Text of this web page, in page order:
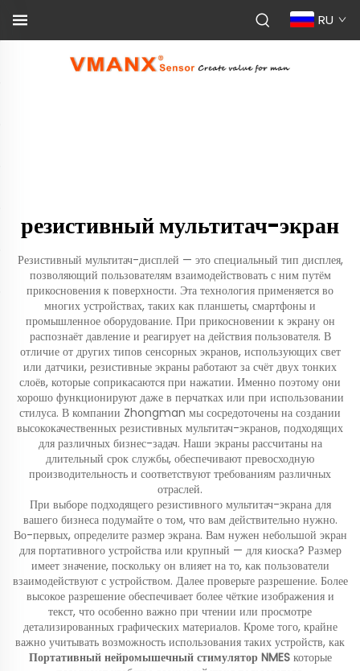
RU
резистивный мультитач-экран
Резистивный мультитач-дисплей — это специальный тип дисплея,
позволяющий пользователям взаимодействовать с ним путём
прикосновения к поверхности. Эта технология применяется во
многих устройствах, таких как планшеты, смартфоны и
промышленное оборудование. При прикосновении к экрану он
распознаёт давление и реагирует на действия пользователя. В
отличие от других типов сенсорных экранов, использующих свет
или датчики, резистивные экраны работают за счёт двух тонких
слоёв, которые соприкасаются при нажатии. Именно поэтому они
хорошо функционируют даже в перчатках или при использовании
стилуса. В компании Zhongman мы сосредоточены на создании
высококачественных резистивных мультитач-экранов, подходящих
для различных бизнес-задач. Наши экраны рассчитаны на
длительный срок службы, обеспечивают превосходную
производительность и соответствуют требованиям различных
отраслей.
При выборе подходящего резистивного мультитач-экрана для
вашего бизнеса подумайте о том, что вам действительно нужно.
Во-первых, определите размер экрана. Вам нужен небольшой экран
для портативного устройства или крупный — для киоска? Размер
имеет значение, поскольку он влияет на то, как пользователи
взаимодействуют с устройством. Далее проверьте разрешение. Более
высокое разрешение обеспечивает более чёткие изображения и
текст, что особенно важно при чтении или просмотре
детализированных графических материалов. Кроме того, крайне
важно учитывать возможность использования таких устройств, как
Портативный нейромышечный стимулятор NMES которые